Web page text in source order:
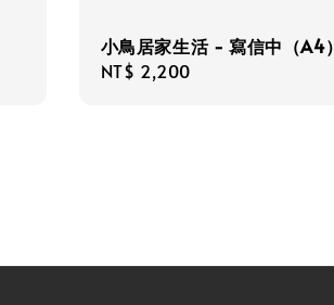
小鳥居家生活 - 寫信中（A4）
Regular
NT$ 2,200